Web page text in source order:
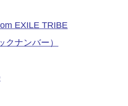
EXILE TRIBE
クナンバー）